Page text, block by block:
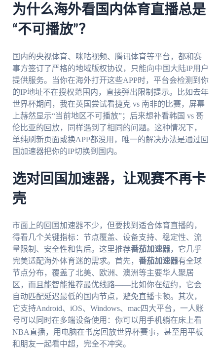
为什么海外看国内体育直播总是
“不可播放”？
国内的央视体育、咪咕视频、腾讯体育等平台，都和赛
事方签订了严格的地域版权协议，只能向中国大陆IP用户
提供服务。当你在海外打开这些APP时，平台会检测到你
的IP地址不在授权范围内，直接弹出限制提示。比如去年
世界杯期间，我在英国尝试看捷克 vs 南非的比赛，屏幕
上赫然显示“当前地区不可播放”；后来想补看韩国 vs 哥
伦比亚的回放，同样遇到了相同的问题。这种情况下，
单纯刷新页面或换APP都没用，唯一的解决办法是通过回
国加速器把你的IP切换到国内。
选对回国加速器，让观赛不再卡
壳
市面上的回国加速器不少，但要找到适合体育直播的，
得看几个关键指标：节点覆盖、设备支持、稳定性、流
量限制、安全性和售后。这里推荐番茄加速器，它几乎
完美适配海外体育迷的需求。首先， 番茄加速器有全球
节点分布，覆盖了北美、欧洲、澳洲等主要华人聚居
区，而且能智能推荐最优线路——比如你在纽约，它会
自动匹配延迟最低的国内节点，避免直播卡顿。其次，
它支持Android、iOS、Windows、mac四大平台，一人账
号可以同时在多端设备使用：你可以用手机躺在床上看
NBA直播，用电脑在书房回放世界杯赛事，甚至用平板
和朋友一起看中超，完全不冲突。